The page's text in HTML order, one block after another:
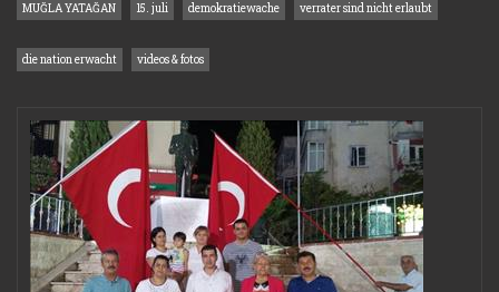
MUĞLA YATAĞAN 15. juli demokratiewache verrater sind nicht erlaubt
die nation erwacht videos & fotos